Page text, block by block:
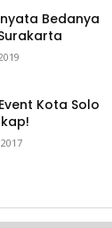
Bedanya
Kota Solo